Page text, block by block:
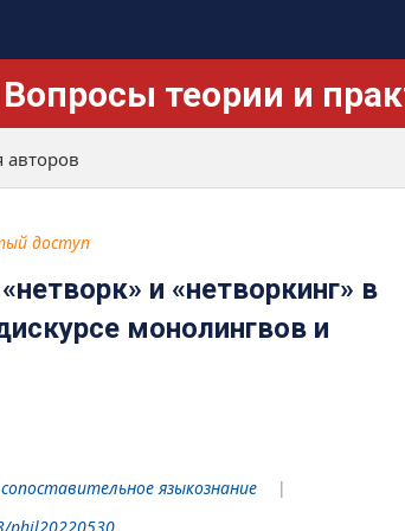
теории и
авторов
доступ
и «нетворкинг» в
монолингвов и
языкознание